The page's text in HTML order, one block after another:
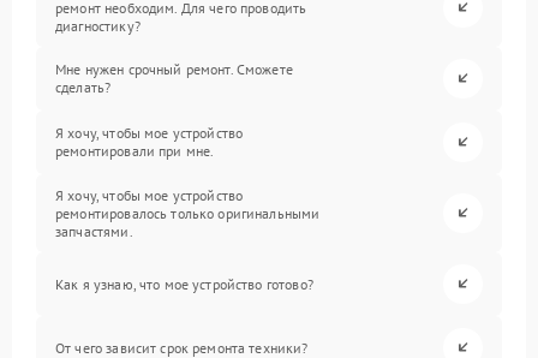
ремонт необходим. Для чего проводить
диагностику?
Мне нужен срочный ремонт. Сможете
сделать?
Я хочу, чтобы мое устройство
ремонтировали при мне.
Я хочу, чтобы мое устройство
ремонтировалось только оригинальными
запчастями.
Как я узнаю, что мое устройство готово?
От чего зависит срок ремонта техники?